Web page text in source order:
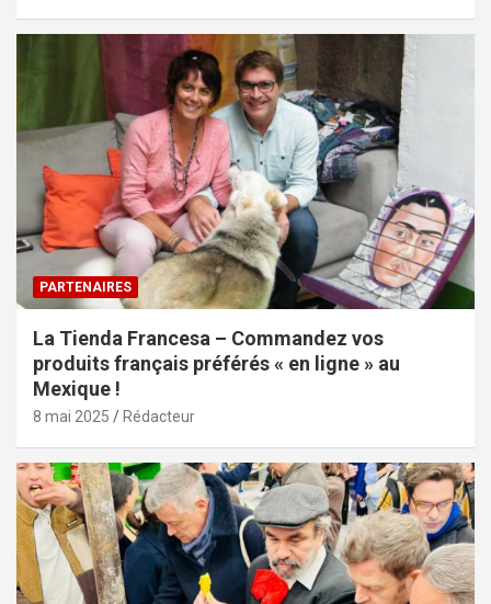
PARTENAIRES
La Tienda Francesa – Commandez vos
produits français préférés « en ligne » au
Mexique !
8 mai 2025 Rédacteur